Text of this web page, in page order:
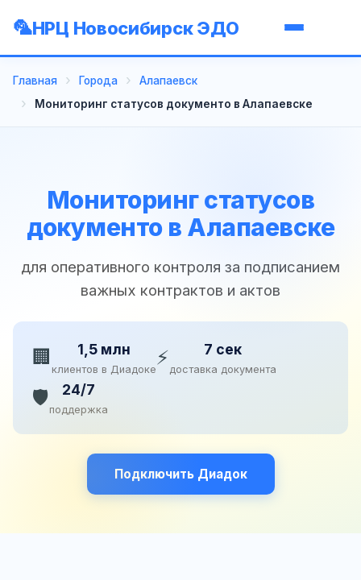
НРЦ Новосибирск ЭДО
Главная Города
Алапаевск
Мониторинг статусов документо в Алапаевске
Мониторинг статусов
документо в Алапаевске
для оперативного контроля за подписанием
важных контрактов и актов
🏢 1,5 млн
клиентов в Диадоке⚡ 7 сек
доставка документа
🛡️ 24/7
поддержка
Подключить Диадок